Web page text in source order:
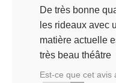
De très bonne
les rideaux avec
matière actuelle
très beau théâtre
Est-ce que cet avis